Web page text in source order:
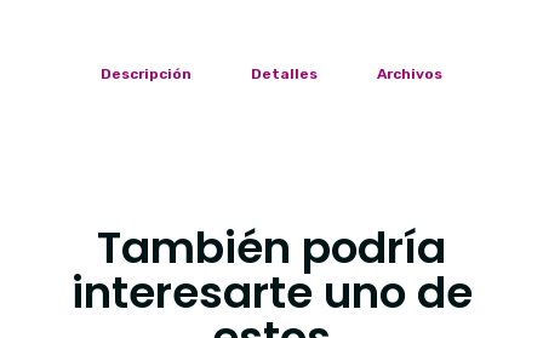
Descripción Detalles Archivos
También podría
interesarte uno de